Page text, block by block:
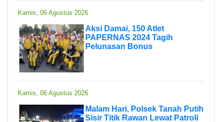
Kamis, 06 Agustus 2026
Aksi Damai, 150 Atlet
PAPERNAS 2024 Tagih
Pelunasan Bonus
Kamis, 06 Agustus 2026
Malam Hari, Polsek Tanah Putih
Sisir Titik Rawan Lewat Patroli